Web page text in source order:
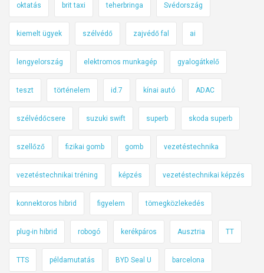
oktatás brit taxi teherbringa Svédország
kiemelt ügyek szélvédő zajvédő fal ai
lengyelország elektromos munkagép gyalogátkelő
teszt történelem id.7 kínai autó ADAC
szélvédőcsere suzuki swift superb skoda superb
szellőző fizikai gomb gomb vezetéstechnika
vezetéstechnikai tréning képzés vezetéstechnikai képzés
konnektoros hibrid figyelem tömegközlekedés
plug-in hibrid robogó kerékpáros Ausztria TT
TTS példamutatás BYD Seal U barcelona